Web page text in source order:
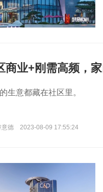
商业+刚需高频，
生意都藏在社区里。
意德 2023-08-09 17:55:24